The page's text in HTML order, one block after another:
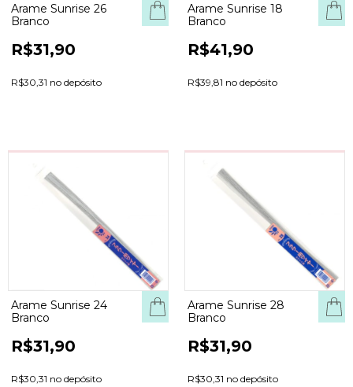
Arame Sunrise 26
Branco
R$31,90
R$30,31 no depósito
Arame Sunrise 18
Branco
R$41,90
R$39,81 no depósito
Arame Sunrise 24
Branco
R$31,90
R$30,31 no depósito
Arame Sunrise 28
Branco
R$31,90
R$30,31 no depósito